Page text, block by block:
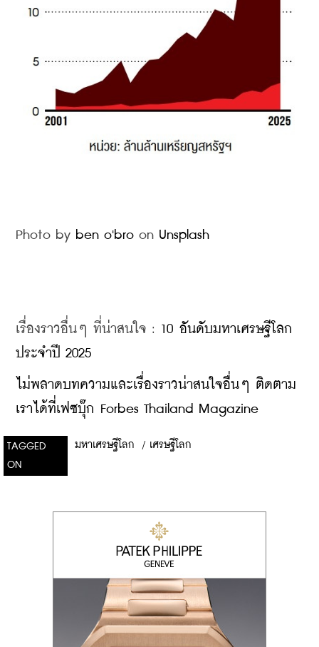
Photo by ben o'bro on Unsplash
เรื่องราวอื่นๆ ที่น่าสนใจ : 10 อันดับมหาเศรษฐีโลก
ประจำปี 2025
ไม่พลาดบทความและเรื่องราวน่าสนใจอื่นๆ ติดตาม
เราได้ที่เฟซบุ๊ก Forbes Thailand Magazine
TAGGED
ON
มหาเศรษฐีโลก / เศรษฐีโลก